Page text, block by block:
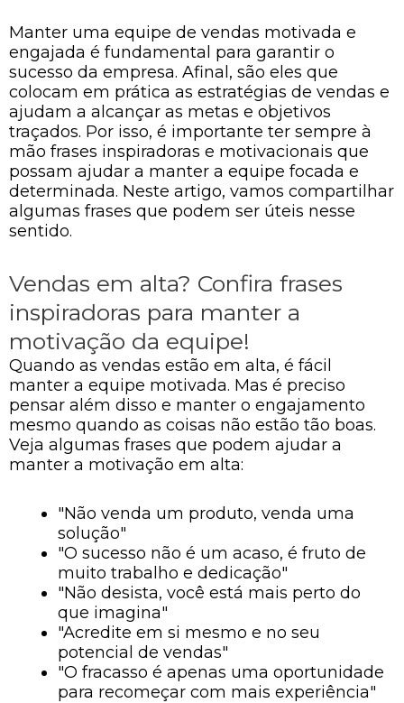
Manter uma equipe de vendas motivada e
engajada é fundamental para garantir o
sucesso da empresa. Afinal, são eles que
colocam em prática as estratégias de vendas e
ajudam a alcançar as metas e objetivos
traçados. Por isso, é importante ter sempre à
mão frases inspiradoras e motivacionais que
possam ajudar a manter a equipe focada e
determinada. Neste artigo, vamos compartilhar
algumas frases que podem ser úteis nesse
sentido.
Vendas em alta? Confira frases
inspiradoras para manter a
motivação da equipe!
Quando as vendas estão em alta, é fácil
manter a equipe motivada. Mas é preciso
pensar além disso e manter o engajamento
mesmo quando as coisas não estão tão boas.
Veja algumas frases que podem ajudar a
manter a motivação em alta:
"Não venda um produto, venda uma
solução"
"O sucesso não é um acaso, é fruto de
muito trabalho e dedicação"
"Não desista, você está mais perto do
que imagina"
"Acredite em si mesmo e no seu
potencial de vendas"
"O fracasso é apenas uma oportunidade
para recomeçar com mais experiência"